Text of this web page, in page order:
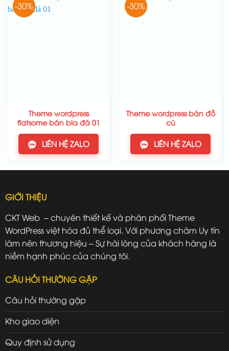
-30%
Theme wordpress
flatsome bán bia đá 01
LIÊN HỆ ZALO
-30%
Theme wordpress bán đồ
cũ
LIÊN HỆ ZALO
GIỚI THIỆU
CKT Web – chuyên thiết kế và phân phối Theme
WordPress việt hóa đủ thể loại. Với phương châm Uy tín
làm nên thương hiệu – Sự hài lòng của khách hàng là
niềm hạnh phúc của chúng tôi.
CÂU HỎI THƯỜNG GẶP
Câu hỏi thường gặp
Kho giao diện
Quy định sử dụng